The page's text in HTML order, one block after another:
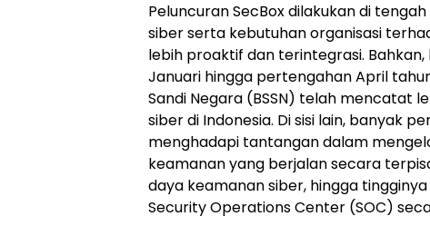
Peluncuran SecBox dilakukan di
siber serta kebutuhan organisasi
lebih proaktif dan terintegrasi.
Januari hingga pertengahan April
Sandi Negara (BSSN) telah mencatat
siber di Indonesia. Di sisi lain, banyak
menghadapi tantangan dalam
keamanan yang berjalan secara
daya keamanan siber, hingga
Security Operations Center (SOC)